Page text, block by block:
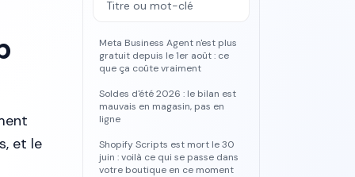
et le
Meta Business Agent n'est plus
gratuit depuis le 1er août : ce
que ça coûte vraiment
Soldes d'été 2026 : le bilan est
mauvais en magasin, pas en
ligne
Shopify Scripts est mort le 30
juin : voilà ce qui se passe dans
votre boutique en ce moment